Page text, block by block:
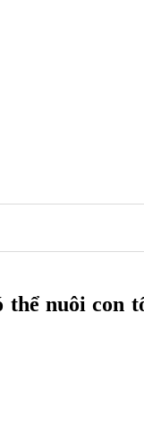
nuôi con